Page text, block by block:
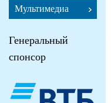
Мультимедиа
Генеральный
спонсор